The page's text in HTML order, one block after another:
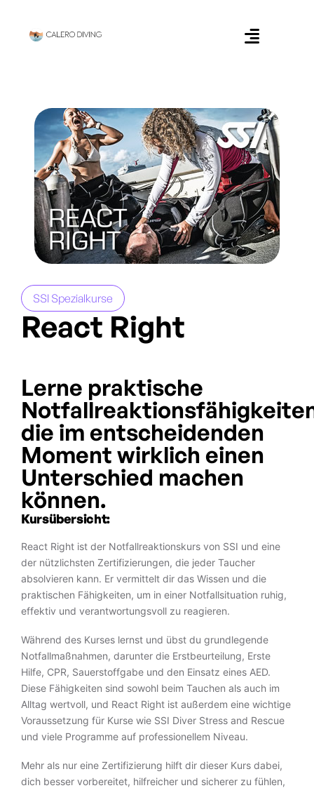
SSI Spezialkurse
React Right
Lerne praktische
die im entscheidenden
Moment wirklich einen
Unterschied machen
können.
Kursübersicht:
React Right ist der Notfallreaktionskurs von SSI und eine
der nützlichsten Zertifizierungen, die jeder Taucher
absolvieren kann. Er vermittelt dir das Wissen und die
praktischen Fähigkeiten, um in einer Notfallsituation ruhig,
effektiv und verantwortungsvoll zu reagieren.
Während des Kurses lernst und übst du grundlegende
Notfallmaßnahmen, darunter die Erstbeurteilung, Erste
Hilfe, CPR, Sauerstoffgabe und den Einsatz eines AED.
Diese Fähigkeiten sind sowohl beim Tauchen als auch im
Alltag wertvoll, und React Right ist außerdem eine wichtige
Voraussetzung für Kurse wie SSI Diver Stress and Rescue
und viele Programme auf professionellem Niveau.
Mehr als nur eine Zertifizierung hilft dir dieser Kurs dabei,
dich besser vorbereitet, hilfreicher und sicherer zu fühlen,